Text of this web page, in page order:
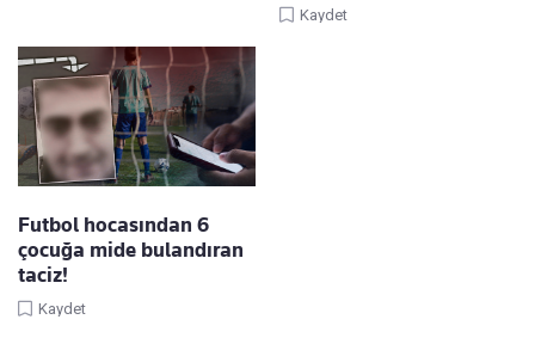
Kaydet
Futbol hocasından 6
çocuğa mide bulandıran
taciz!
Kaydet